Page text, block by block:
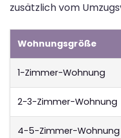
zusätzlich vom
Wohnungsgröße
1-Zimmer-Wohnung
2-3-Zimmer-Wohnung
4-5-Zimmer-Wohnung